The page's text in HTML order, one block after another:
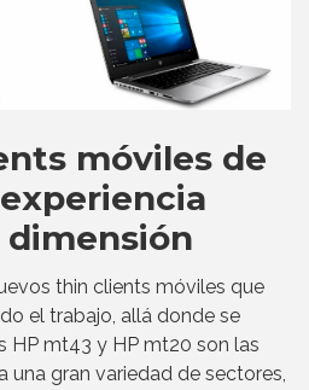
móviles de
dimensión
thin clients móviles que
el trabajo, allá donde se
HP mt43 y HP mt20 son las
una gran variedad de sectores,